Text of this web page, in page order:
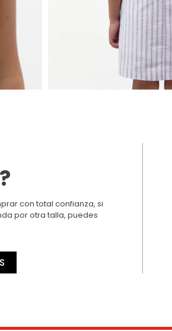
con total confianza, si
por otra talla, puedes